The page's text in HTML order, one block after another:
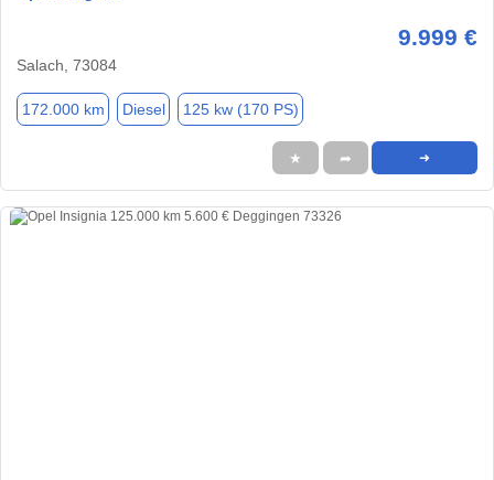
9.999 €
Salach, 73084
172.000 km Diesel 125 kw (170 PS)
★ ➦ ➜